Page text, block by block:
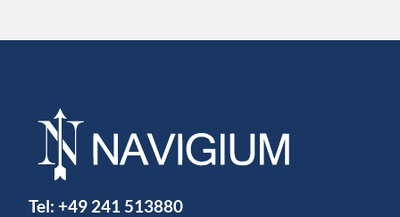
Tel: +49 241 513880